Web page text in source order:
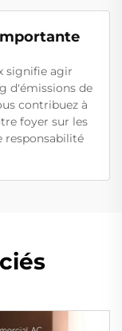
signifie agir
d'émissions de
contribuez à
foyer sur les
responsabilité